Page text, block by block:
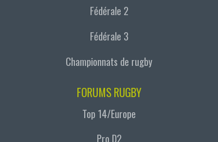
Fédérale 2
Fédérale 3
Championnats de rugby
FORUMS RUGBY
Top 14/Europe
Pro D2